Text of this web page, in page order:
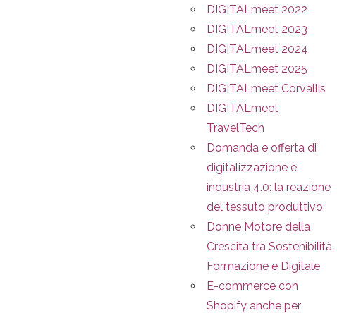
DIGITALmeet 2022
DIGITALmeet 2023
DIGITALmeet 2024
DIGITALmeet 2025
DIGITALmeet Corvallis
DIGITALmeet
TravelTech
Domanda e offerta di
digitalizzazione e
industria 4.0: la reazione
del tessuto produttivo
Donne Motore della
Crescita tra Sostenibilità,
Formazione e Digitale
E-commerce con
Shopify anche per